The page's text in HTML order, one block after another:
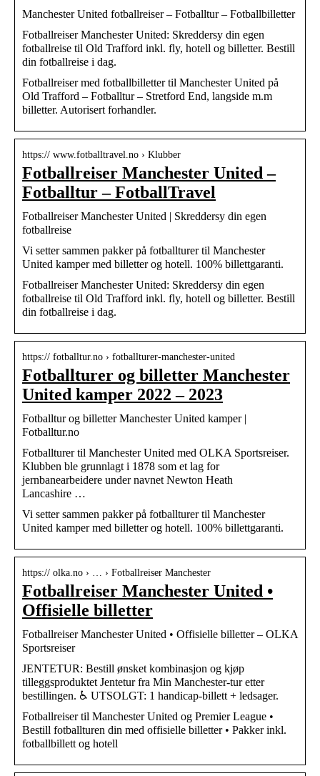
Manchester United fotballreiser – Fotballtur – Fotballbilletter
Fotballreiser Manchester United: Skreddersy din egen
fotballreise til Old Trafford inkl. fly, hotell og billetter. Bestill
din fotballreise i dag.
Fotballreiser med fotballbilletter til Manchester United på
Old Trafford – Fotballtur – Stretford End, langside m.m
billetter. Autorisert forhandler.
https:// www.fotballtravel.no › Klubber
Fotballreiser Manchester United –
Fotballtur – FotballTravel
Fotballreiser Manchester United | Skreddersy din egen
fotballreise
Vi setter sammen pakker på fotballturer til Manchester
United kamper med billetter og hotell. 100% billettgaranti.
Fotballreiser Manchester United: Skreddersy din egen
fotballreise til Old Trafford inkl. fly, hotell og billetter. Bestill
din fotballreise i dag.
https:// fotballtur.no › fotballturer-manchester-united
Fotballturer og billetter Manchester
United kamper 2022 – 2023
Fotballtur og billetter Manchester United kamper |
Fotballtur.no
Fotballturer til Manchester United med OLKA Sportsreiser.
Klubben ble grunnlagt i 1878 som et lag for
jernbanearbeidere under navnet Newton Heath
Lancashire …
Vi setter sammen pakker på fotballturer til Manchester
United kamper med billetter og hotell. 100% billettgaranti.
https:// olka.no › … › Fotballreiser Manchester
Fotballreiser Manchester United •
Offisielle billetter
Fotballreiser Manchester United • Offisielle billetter – OLKA
Sportsreiser
JENTETUR: Bestill ønsket kombinasjon og kjøp
tilleggsproduktet Jentetur fra Min Manchester-tur etter
bestillingen. ♿ UTSOLGT: 1 handicap-billett + ledsager.
Fotballreiser til Manchester United og Premier League •
Bestill fotballturen din med offisielle billetter • Pakker inkl.
fotballbillett og hotell